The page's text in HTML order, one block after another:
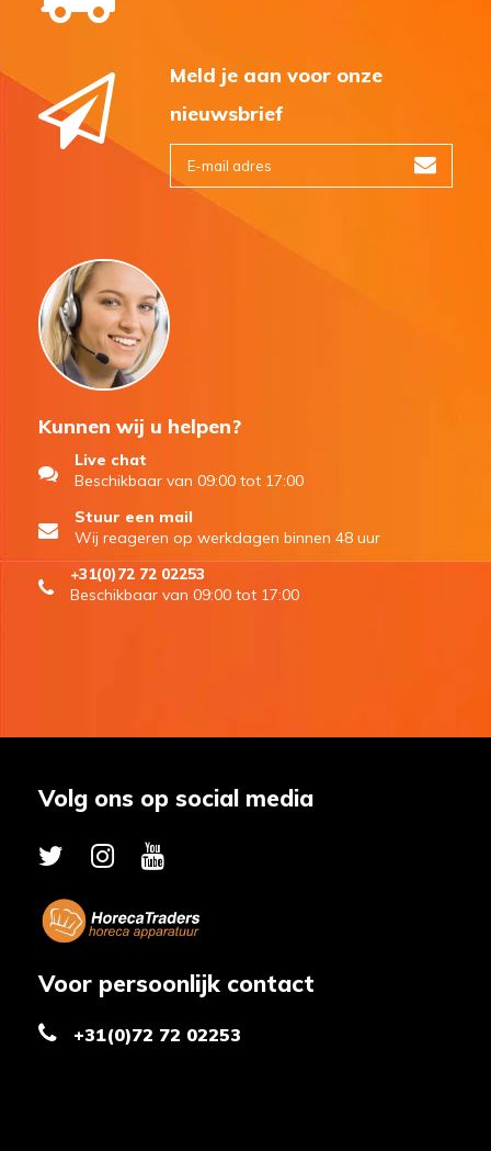
Meld je aan voor onze
nieuwsbrief
Kunnen wij u helpen?
Live chat
Beschikbaar van 09:00 tot 17:00
Stuur een mail
Wij reageren op werkdagen binnen 48 uur
+31(0)72 72 02253
Beschikbaar van 09:00 tot 17:00
Volg ons op social media
Voor persoonlijk contact
+31(0)72 72 02253